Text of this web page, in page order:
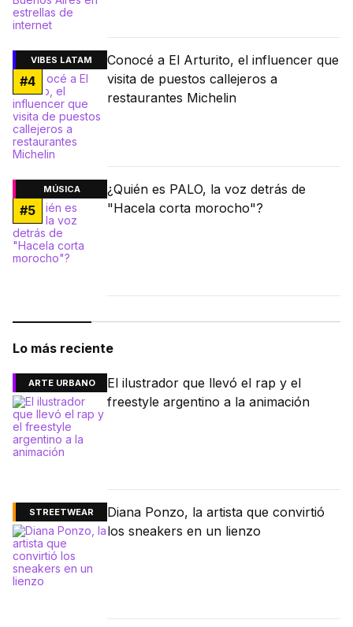
VIBES LATAM
#4
Conocé a El Arturito, el influencer que
visita de puestos callejeros a
restaurantes Michelin
MÚSICA
#5
¿Quién es PALO, la voz detrás de
"Hacela corta morocho"?
Lo más reciente
ARTE URBANO
El ilustrador que llevó el rap y el
freestyle argentino a la animación
STREETWEAR
Diana Ponzo, la artista que convirtió
los sneakers en un lienzo